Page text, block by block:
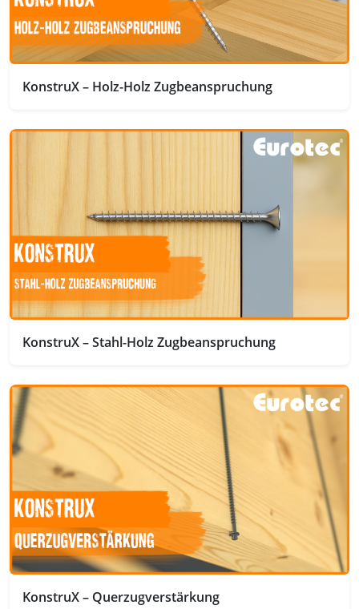
KonstruX – Holz-Holz Zugbeanspruchung
KonstruX – Stahl-Holz Zugbeanspruchung
KonstruX – Querzugverstärkung